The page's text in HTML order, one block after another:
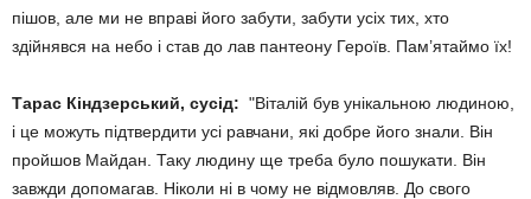
пішов, але ми не вправі його забути, забути усіх тих, хто
здійнявся на небо і став до лав пантеону Героїв. Пам’ятаймо їх!
Тарас Кіндзерський, сусід: "Віталій був унікальною людиною,
і це можуть підтвердити усі равчани, які добре його знали. Він
пройшов Майдан. Таку людину ще треба було пошукати. Він
завжди допомагав. Ніколи ні в чому не відмовляв. До свого